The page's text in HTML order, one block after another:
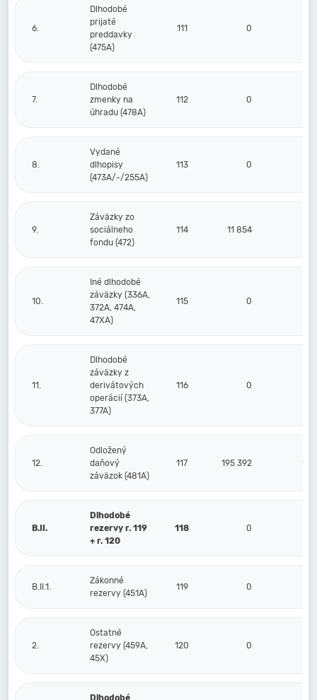
6.
Dlhodobé
prijaté
preddavky
(475A)
111 0
7.
Dlhodobé
zmenky na
úhradu (478A)
112 0
8.
Vydané
dlhopisy
(473A/-/255A)
113 0
9.
Záväzky zo
sociálneho
fondu (472)
114 11 854
10.
Iné dlhodobé
záväzky (336A,
372A, 474A,
47XA)
115 0
11.
Dlhodobé
záväzky z
derivátových
operácií (373A,
377A)
116 0
12.
Odložený
daňový
záväzok (481A)
117 195 392
B.II.
Dlhodobé
rezervy r. 119
+ r. 120
118 0
B.II.1.
Zákonné
rezervy (451A)
119 0
2.
Ostatné
rezervy (459A,
45X)
120 0
Dlhodobé